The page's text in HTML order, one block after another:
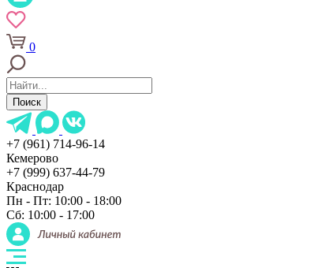
0
Поиск
+7 (961) 714-96-14
Кемерово
+7 (999) 637-44-79
Краснодар
Пн - Пт: 10:00 - 18:00
Сб: 10:00 - 17:00